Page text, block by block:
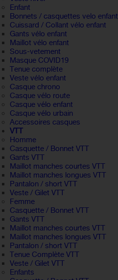
Enfant
Bonnets / casquettes velo enfant
Cuissard / Collant vélo enfant
Gants vélo enfant
Maillot vélo enfant
Sous-vetement
Masque COVID19
Tenue complète
Veste vélo enfant
Casque chrono
Casque vélo route
Casque vélo enfant
Casque vélo urbain
Accessoires casques
VTT
Homme
Casquette / Bonnet VTT
Gants VTT
Maillot manches courtes VTT
Maillot manches longues VTT
Pantalon / short VTT
Veste / Gilet VTT
Femme
Casquette / Bonnet VTT
Gants VTT
Maillot manches courtes VTT
Maillot manches longues VTT
Pantalon / short VTT
Tenue Complète VTT
Veste / Gilet VTT
Enfants